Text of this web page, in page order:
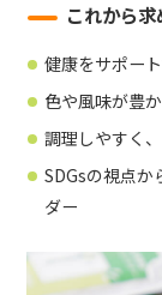
これから
健康をサポー
色や風味が豊
調理しやすく
SDGsの視点か
ダー